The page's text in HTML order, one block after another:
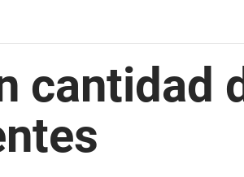
cantidad